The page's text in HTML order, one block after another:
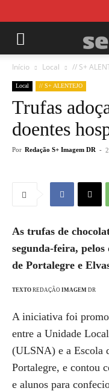
Início Local // S+
Local // S+ ALENTEJO
Trufas
doentes
Por Redação S+ Imagem DR -
As trufas de
segunda-feira,
de Portalegre e
TEXTO REDAÇÃO IMAGEM DR
A iniciativa foi
entre a Unidade
(ULSNA) e a Escola
Portalegre, e contou
e alunos para